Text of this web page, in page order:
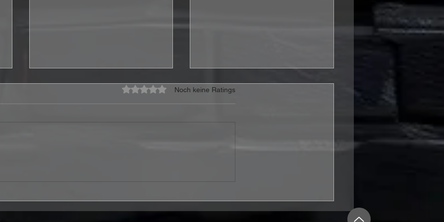
Mit 0 von 5 Sternen bewertet.
Noch keine Ratings